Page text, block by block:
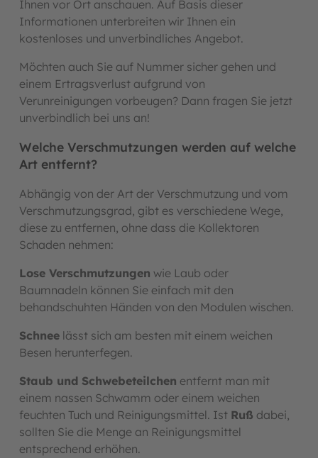
Ihnen vor Ort anschauen. Auf Basis dieser
Informationen unterbreiten wir Ihnen ein
kostenloses und unverbindliches Angebot.
Möchten auch Sie auf Nummer sicher gehen und
einem Ertragsverlust aufgrund von
Verunreinigungen vorbeugen? Dann fragen Sie jetzt
unverbindlich bei uns an!
Welche Verschmutzungen werden auf welche
Art entfernt?
Abhängig von der Art der Verschmutzung und vom
Verschmutzungsgrad, gibt es verschiedene Wege,
diese zu entfernen, ohne dass die Kollektoren
Schaden nehmen:
Lose Verschmutzungen wie Laub oder
Baumnadeln können Sie einfach mit den
behandschuhten Händen von den Modulen wischen.
Schneelässt sich am besten mit einem weichen
Besen herunterfegen.
Staub und Schwebeteilchen entfernt man mit
einem nassen Schwamm oder einem weichen
feuchten Tuch und Reinigungsmittel. Ist Ruß dabei,
sollten Sie die Menge an Reinigungsmittel
entsprechend erhöhen.